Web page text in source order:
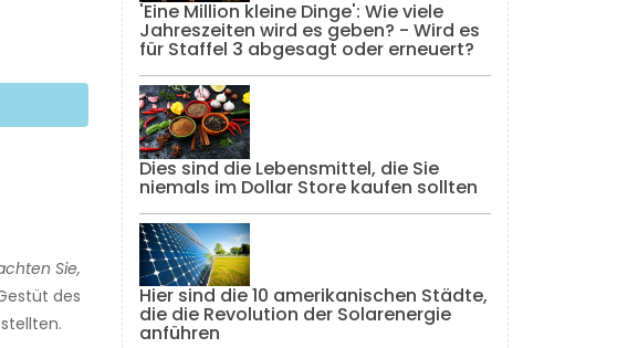
Sie,
des
'Eine Million kleine Dinge': Wie viele
Jahreszeiten wird es geben? - Wird es
für Staffel 3 abgesagt oder erneuert?
Dies sind die Lebensmittel, die Sie
niemals im Dollar Store kaufen sollten
Hier sind die 10 amerikanischen Städte,
die die Revolution der Solarenergie
anführen